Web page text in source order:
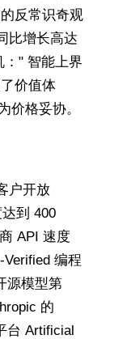
反常识奇观
比增长高达
：" 智能上界
价值体
价格妥协。
户开放
到 400
API 速度
编程
源模型第
的
台 Artificial